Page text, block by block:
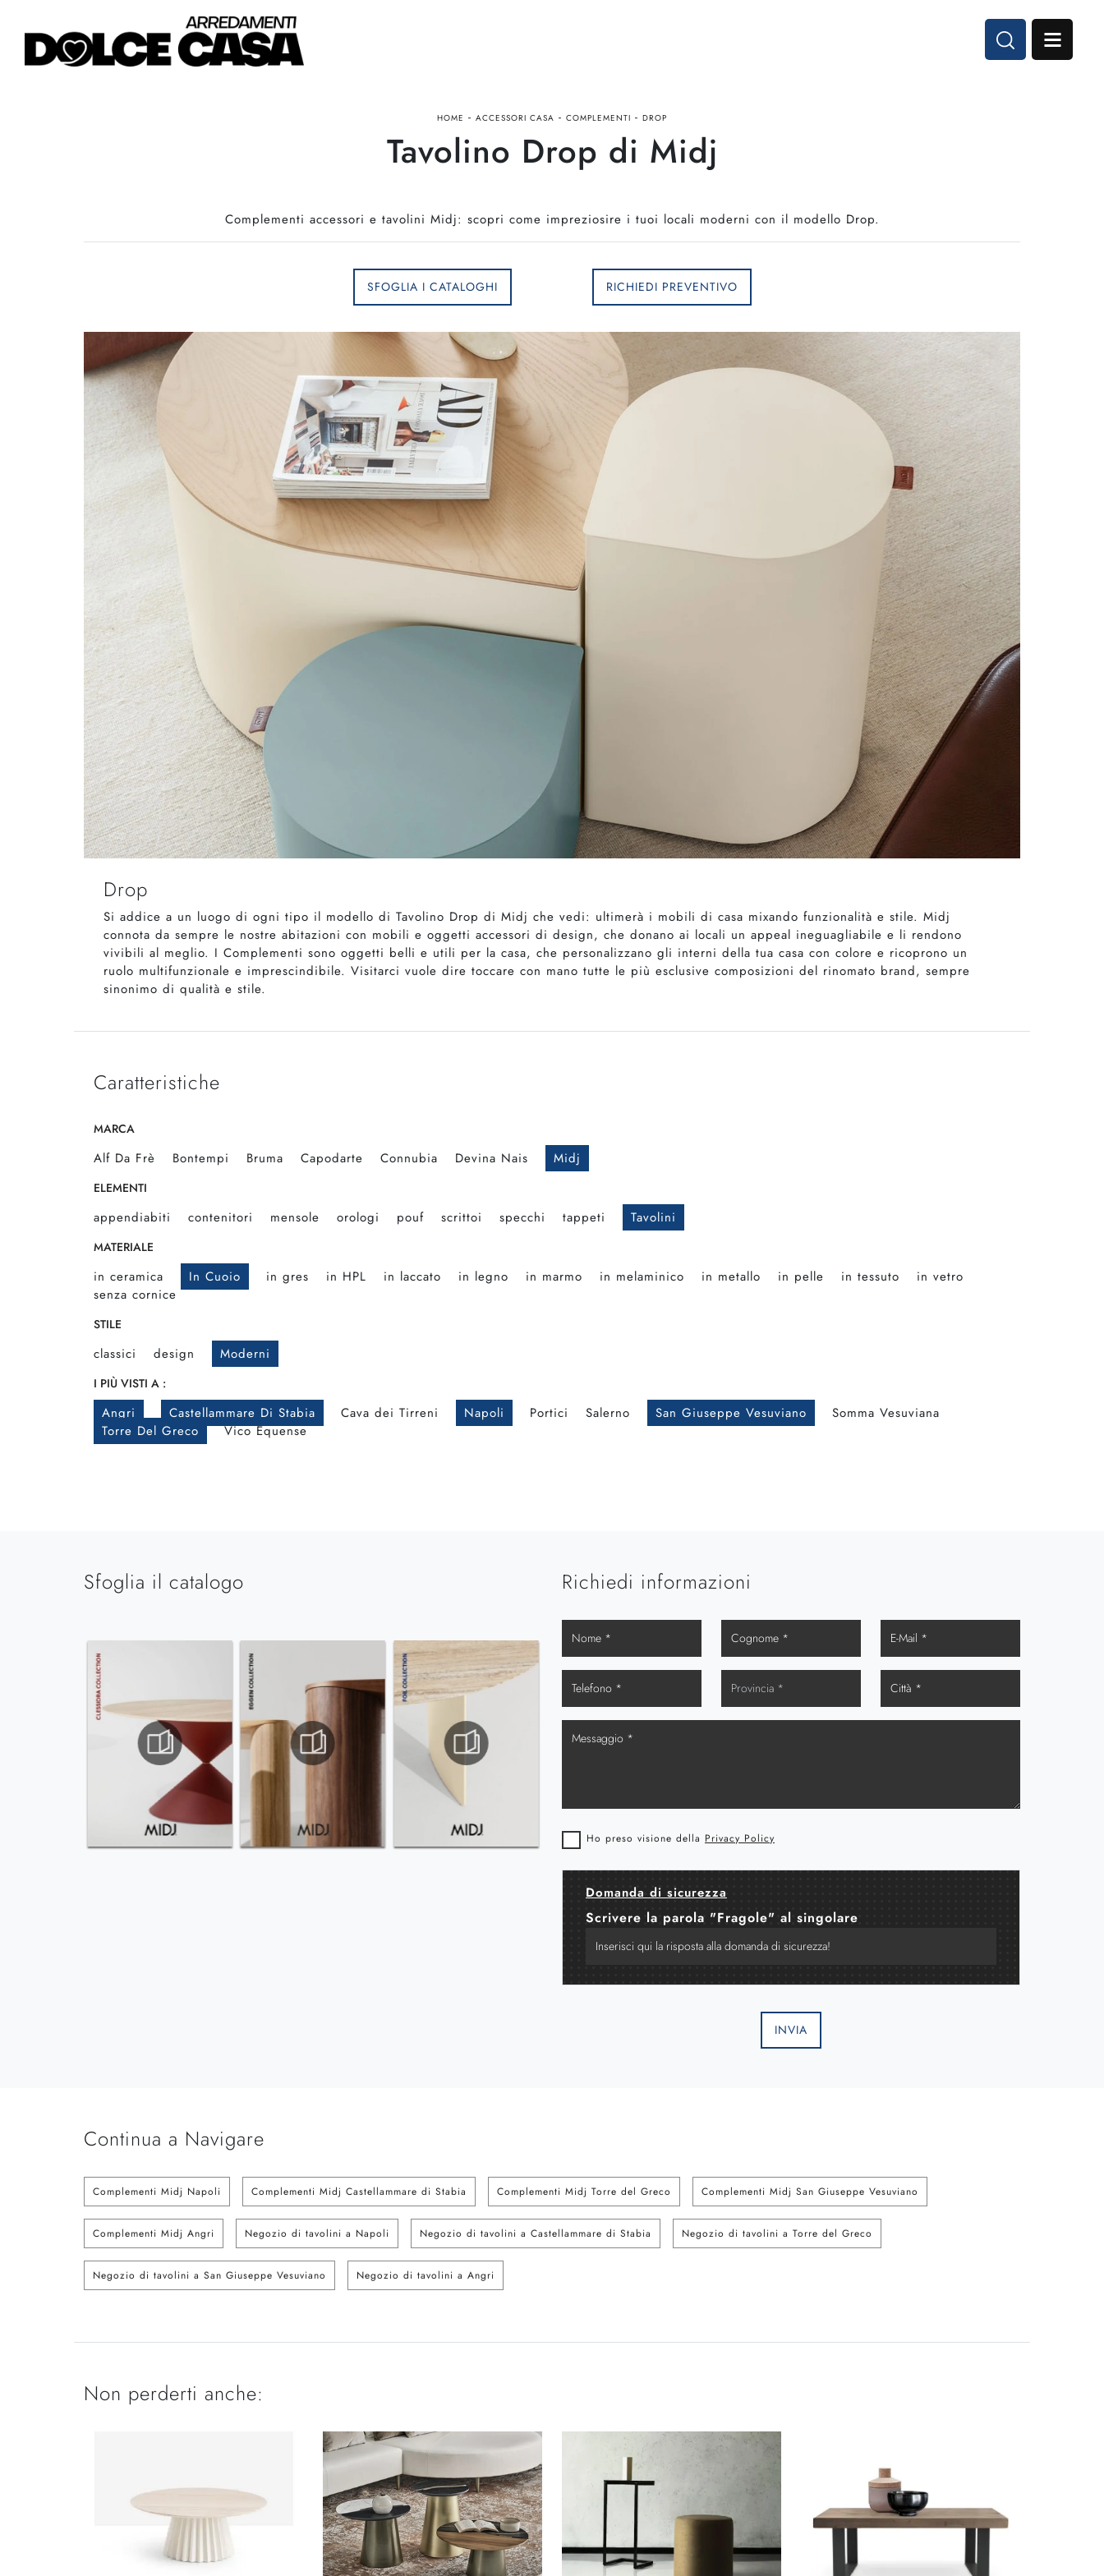
HOME - ACCESSORI CASA - COMPLEMENTI - DROP
Tavolino Drop di Midj
Complementi accessori e tavolini Midj: scopri come impreziosire i tuoi locali moderni con il modello Drop.
SFOGLIA I CATALOGHI RICHIEDI PREVENTIVO
Drop
Si addice a un luogo di ogni tipo il modello di Tavolino Drop di Midj che vedi: ultimerà i mobili di casa mixando funzionalità e stile. Midj
connota da sempre le nostre abitazioni con mobili e oggetti accessori di design, che donano ai locali un appeal ineguagliabile e li rendono
vivibili al meglio. I Complementi sono oggetti belli e utili per la casa, che personalizzano gli interni della tua casa con colore e ricoprono un
ruolo multifunzionale e imprescindibile. Visitarci vuole dire toccare con mano tutte le più esclusive composizioni del rinomato brand, sempre
sinonimo di qualità e stile.
Caratteristiche
MARCA
Alf Da Frè Bontempi Bruma Capodarte Connubia Devina Nais Midj
ELEMENTI
appendiabiti contenitori mensole orologi pouf scrittoi specchi tappeti Tavolini
MATERIALE
in ceramica In Cuoio in gres in HPL in laccato in legno in marmo in melaminico in metallo in pelle in tessuto
in vetro
senza cornice
STILE
classici design Moderni
I PIÙ VISTI A :
Angri Castellammare Di Stabia Cava dei Tirreni Napoli Portici Salerno San Giuseppe Vesuviano
Somma Vesuviana
Torre Del Greco
Vico Equense
Sfoglia il catalogo Richiedi informazioni
Ho preso visione della Privacy Policy
Domanda di sicurezza
Scrivere la parola "Fragole" al singolare
INVIA
Continua a Navigare
Complementi Midj Napoli Complementi Midj Castellammare di Stabia Complementi Midj Torre del Greco Complementi Midj San Giuseppe Vesuviano
Complementi Midj Angri Negozio di tavolini a Napoli Negozio di tavolini a Castellammare di Stabia Negozio di tavolini a Torre del Greco
Negozio di tavolini a San Giuseppe Vesuviano Negozio di tavolini a Angri
Non perderti anche: